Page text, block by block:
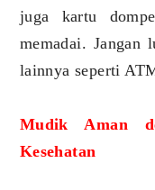
juga kartu
memadai. Jangan
lainnya seperti
Mudik Aman
Kesehatan